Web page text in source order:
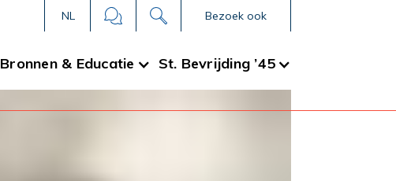
NL Bezoek ook
Bronnen & Educatie St. Bevrijding ’45